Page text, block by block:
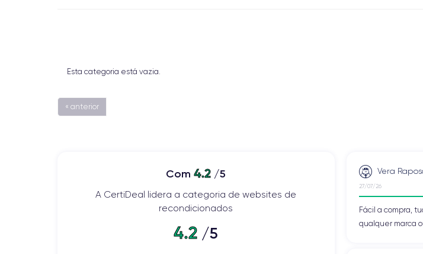
Esta categoria está vazia.
« anterior
Com4.2 /5
A CertiDeal lidera a categoria de websites de
recondicionados
4.2 /5
Vera
27/07/26
Fácil a compra,
qualquer marca